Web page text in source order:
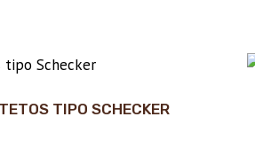
TIPO SCHECKER